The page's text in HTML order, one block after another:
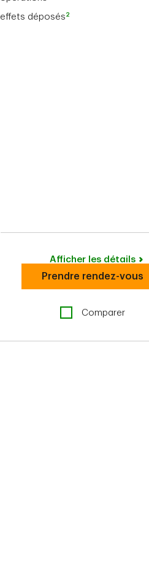
effets déposés 2
Afficher les détails
Prendre rendez-vous
Comparer